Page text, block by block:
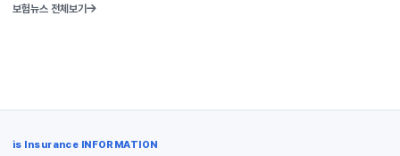
보험뉴스 전체보기
is Insurance INFORMATION